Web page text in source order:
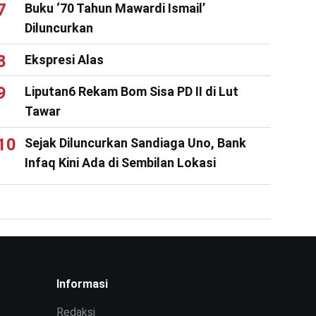
Buku ‘70 Tahun Mawardi Ismail’
Diluncurkan
Ekspresi Alas
Liputan6 Rekam Bom Sisa PD II di Lut
Tawar
Sejak Diluncurkan Sandiaga Uno, Bank
Infaq Kini Ada di Sembilan Lokasi
Informasi
Redaksi